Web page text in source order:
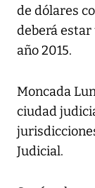
de dólares
deberá
año 2015.
Moncada
ciudad
Judicial.